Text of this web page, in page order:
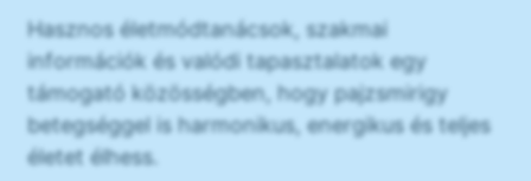
Hasznos életmódtanácsok, szakmai
információk és valódi tapasztalatok egy
támogató közösségben, hogy pajzsmirigy
betegséggel is harmonikus, energikus és teljes
életet élhess.